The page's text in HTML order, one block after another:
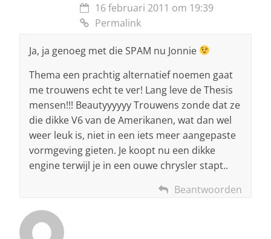
16 februari 2011 om 19:39
Permalink
Ja, ja genoeg met die SPAM nu Jonnie
Thema een prachtig alternatief noemen gaat
me trouwens echt te ver! Lang leve de Thesis
mensen!!! Beautyyyyyy Trouwens zonde dat ze
die dikke V6 van de Amerikanen, wat dan wel
weer leuk is, niet in een iets meer aangepaste
vormgeving gieten. Je koopt nu een dikke
engine terwijl je in een ouwe chrysler stapt..
Beantwoorden